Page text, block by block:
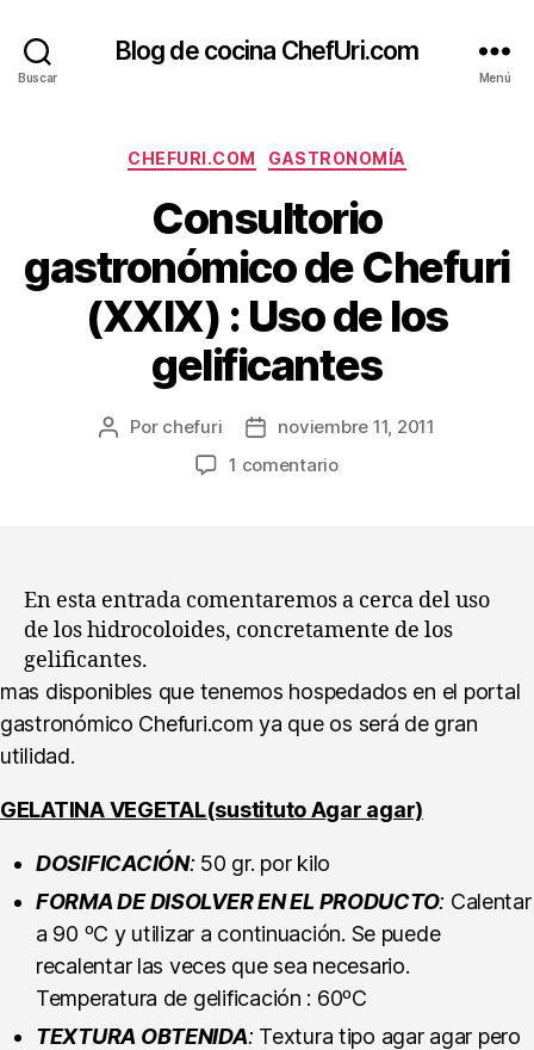
Buscar
Blog de cocina ChefUri.com
Menú
Categorías
CHEFURI.COM GASTRONOMÍA
Consultorio
gastronómico de Chefuri
(XXIX) : Uso de los
gelificantes
Autor
Por chefuri
Fechanoviembre 11, 2011
1 comentarioen
(XXIX)
:
los
gelificantes
En esta entrada comentaremos a cerca del uso
de los hidrocoloides, concretamente de los
gelificantes.
mas disponibles que tenemos hospedados en el portal
gastronómico Chefuri.com ya que os será de gran
utilidad.
GELATINA VEGETAL(sustituto Agar agar)
DOSIFICACIÓN: 50 gr. por kilo
FORMA DE DISOLVER EN EL PRODUCTO: Calentar
a 90 ºC y utilizar a continuación. Se puede
recalentar las veces que sea necesario.
Temperatura de gelificación : 60ºC
TEXTURA OBTENIDA: Textura tipo agar agar pero